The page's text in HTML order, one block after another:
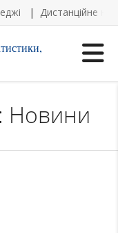
Дистанційне
Новини